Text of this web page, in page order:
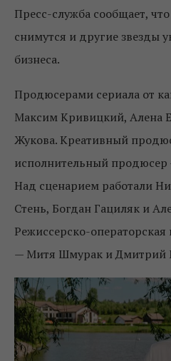
Пресс-служба сообщает,
снимутся и другие звезды
бизнеса.
Продюсерами сериала от
Максим Кривицкий, Алена
Жукова. Креативный
исполнительный
Над сценарием работали
Стень, Богдан Гациляк и
Режиссерско-
— Митя Шмурак и Дмитрий